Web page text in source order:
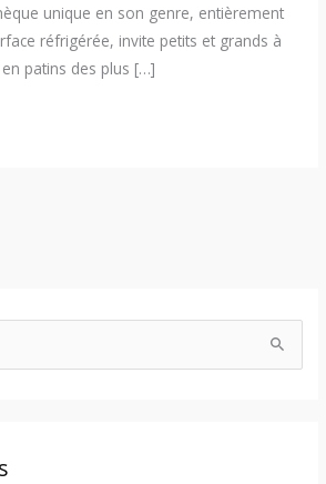
unique en son genre, entièrement
réfrigérée, invite petits et grands à
patins des plus […]